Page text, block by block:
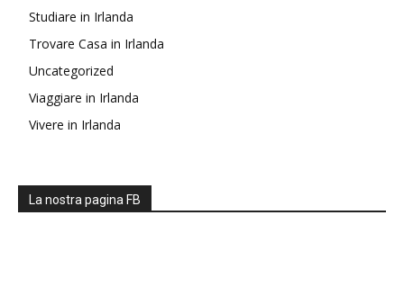
Studiare in Irlanda
Trovare Casa in Irlanda
Uncategorized
Viaggiare in Irlanda
Vivere in Irlanda
La nostra pagina FB